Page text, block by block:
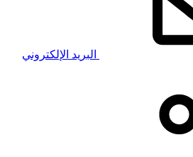
البريد الإلكتروني